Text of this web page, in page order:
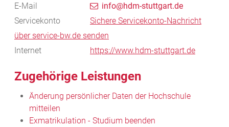
E-Mail
info@hdm-stuttgart.de
Servicekonto
Sichere Servicekonto-Nachricht
über service-bw.de senden
Internet
https://www.hdm-stuttgart.de
Zugehörige Leistungen
Änderung persönlicher Daten der Hochschule
mitteilen
Exmatrikulation - Studium beenden